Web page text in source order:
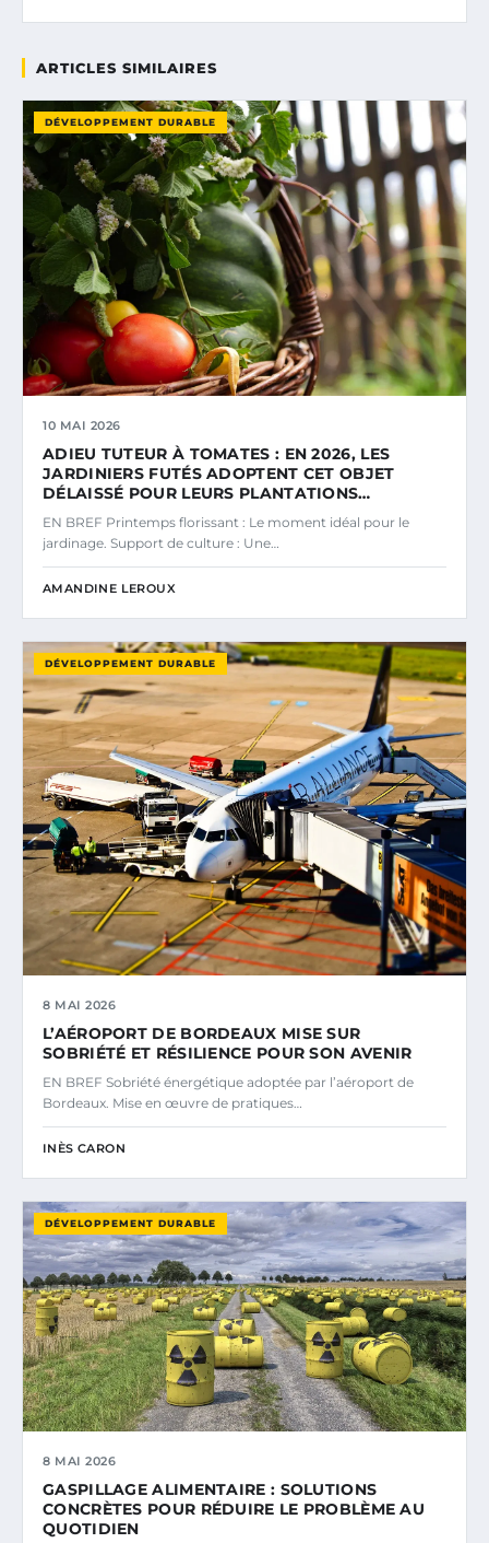
ARTICLES SIMILAIRES
DÉVELOPPEMENT DURABLE
10 MAI 2026
ADIEU TUTEUR À TOMATES : EN 2026, LES
JARDINIERS FUTÉS ADOPTENT CET OBJET
DÉLAISSÉ POUR LEURS PLANTATIONS…
EN BREF Printemps florissant : Le moment idéal pour le
jardinage. Support de culture : Une…
AMANDINE LEROUX
DÉVELOPPEMENT DURABLE
8 MAI 2026
L’AÉROPORT DE BORDEAUX MISE SUR
SOBRIÉTÉ ET RÉSILIENCE POUR SON AVENIR
EN BREF Sobriété énergétique adoptée par l’aéroport de
Bordeaux. Mise en œuvre de pratiques…
INÈS CARON
DÉVELOPPEMENT DURABLE
8 MAI 2026
GASPILLAGE ALIMENTAIRE : SOLUTIONS
CONCRÈTES POUR RÉDUIRE LE PROBLÈME AU
QUOTIDIEN